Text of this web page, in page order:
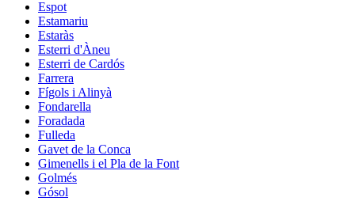
Espot
Estamariu
Estaràs
Esterri d'Àneu
Esterri de Cardós
Farrera
Fígols i Alinyà
Fondarella
Foradada
Fulleda
Gavet de la Conca
Gimenells i el Pla de la Font
Golmés
Gósol